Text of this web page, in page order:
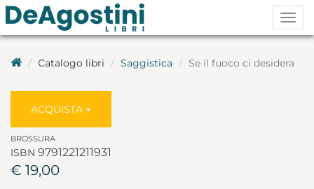
Catalogo libri Saggistica Se il fuoco ci desidera
ACQUISTA
BROSSURA
ISBN 9791221211931
€ 19,00